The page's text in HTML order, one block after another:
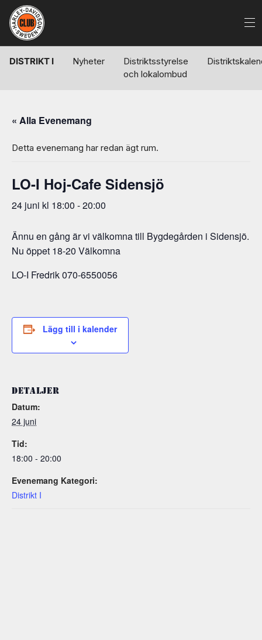
DISTRIKT I Nyheter
Distriktsstyrelse
och lokalombud
« Alla Evenemang
Detta evenemang har redan ägt rum.
LO-I Hoj-Cafe Sidensjö
24 juni kl 18:00 -20:00
Ännu en gång är vi välkomna till Bygdegården i Sidensjö.
Nu öppet 18-20 Välkomna
LO-I Fredrik 070-6550056
Lägg till i kalender
DETALJER
Datum:
24 juni
Tid:
18:00 - 20:00
Evenemang Kategori:
Distrikt I